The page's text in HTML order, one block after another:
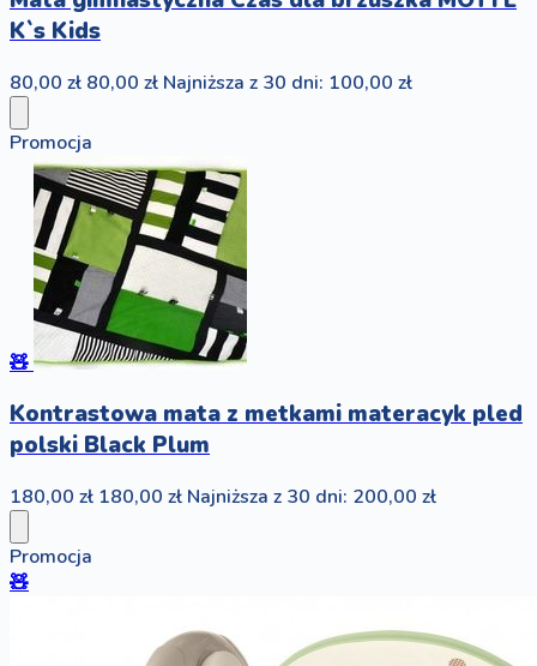
K`s Kids
80,00 zł 80,00 zł Najniższa z 30 dni: 100,00 zł
Promocja
🧸
Kontrastowa mata z metkami materacyk pled
polski Black Plum
180,00 zł 180,00 zł Najniższa z 30 dni: 200,00 zł
Promocja
🧸